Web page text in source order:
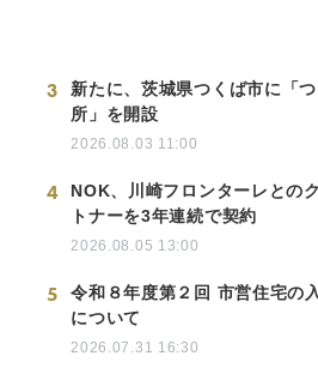
3
新たに、茨城県つくば市に「
所」を開設
2026.08.03 11:00
4
NOK、川崎フロンターレとの
トナーを3年連続で契約
2026.08.05 13:00
5
令和８年度第２回 市営住宅の
について
2026.07.31 16:30